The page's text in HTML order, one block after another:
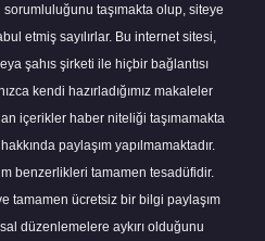
taşımakta olup, siteye
etmiş sayılırlar. Bu internet sitesi,
şahıs şirketi ile hiçbir bağlantısı
kendi hazırladığımız makaleler
içerikler haber niteliği taşımamakta
paylaşım yapılmamaktadır.
benzerlikleri tamamen tesadüfidir.
tamamen ücretsiz bir bilgi paylaşım
düzenlemelere aykırı olduğunu